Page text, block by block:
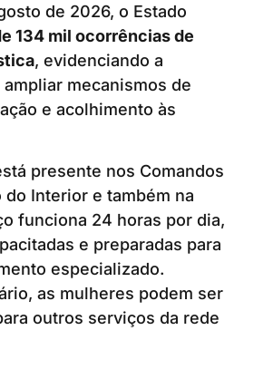
de 2026, o Estado
134 mil ocorrências de
, evidenciando a
mecanismos de
e acolhimento às
presente nos Comandos
Interior e também na
funciona 24 horas por dia,
e preparadas para
especializado.
as mulheres podem ser
outros serviços da rede